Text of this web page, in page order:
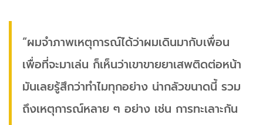
“ผมจำภาพเหตุการณ์ได้ว่าผมเดินมากับเพื่อน
เพื่อที่จะมาเล่น ก็เห็นว่าเขาขายยาเสพติดต่อหน้า
มันเลยรู้สึกว่าทำไมทุกอย่าง น่ากลัวขนาดนี้ รวม
ถึงเหตุการณ์หลาย ๆ อย่าง เช่น การทะเลาะกัน